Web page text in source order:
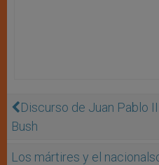
Discurso de Juan Pablo
Bush
Los mártires y el